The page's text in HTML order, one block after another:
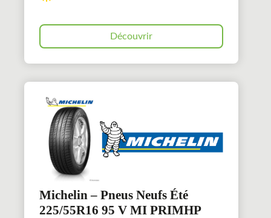
Découvrir
Michelin – Pneus Neufs Été
225/55R16 95 V MI PRIMHP